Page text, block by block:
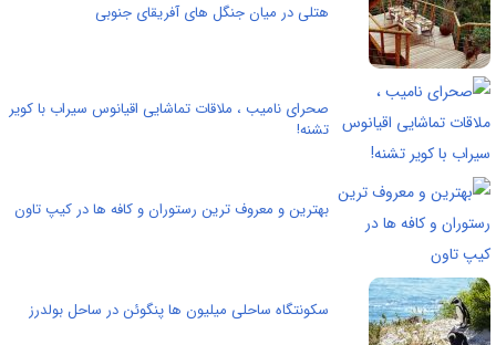
هتلی در میان جنگل های آفریقای جنوبی
صحرای نامیب ، ملاقات تماشایی اقیانوس سیراب با کویر
تشنه!
بهترین و معروف ترین رستوران و کافه ها در کیپ تاون
سکونتگاه ساحلی میلیون ها پنگوئن‌ در ساحل بولدرز